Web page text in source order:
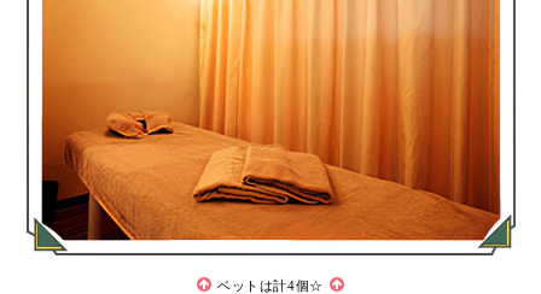
ベットは計4個☆